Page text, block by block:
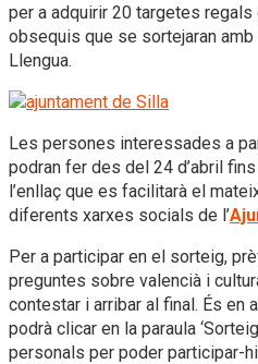
per a adquirir 20 targetes
obsequis que se sortejaran
Llengua.
Les persones interessades a
podran fer des del 24 d’abril
l’enllaç que es facilitarà el
diferents xarxes socials de l’
Per a participar en el sorteig,
preguntes sobre valencià i
contestar i arribar al final. És en
podrà clicar en la paraula
personals per poder participar-